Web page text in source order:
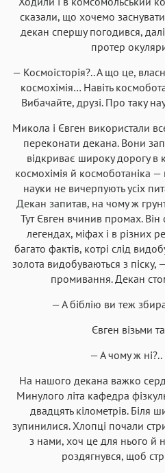
сказали, що хочемо
декан спершу погодився,
протер
— Космоісторія?.. А що це,
космохімія… Навіть
Вибачайте, друзі. Про таку
Микола і Євген використали
переконати декана. Вони
відкриває широку дорогу в
космохімія й космоботаніка
науки не вичерпують усіх
Декан запитав, на чому ж
Тут Євген вчинив промах.
легендах, міфах і в різних
багато фактів, котрі слід
золота видобуваються з
промивання. Декан
— А біблію ви теж
Євген візьми
— А чому ж ні?..
На нашого декана важко
Минулого літа кафедра
двадцять кілометрів. Біля
зупинилися. Хлопці почали
з нами, хоч це для нього й
роздягнувся, щоб